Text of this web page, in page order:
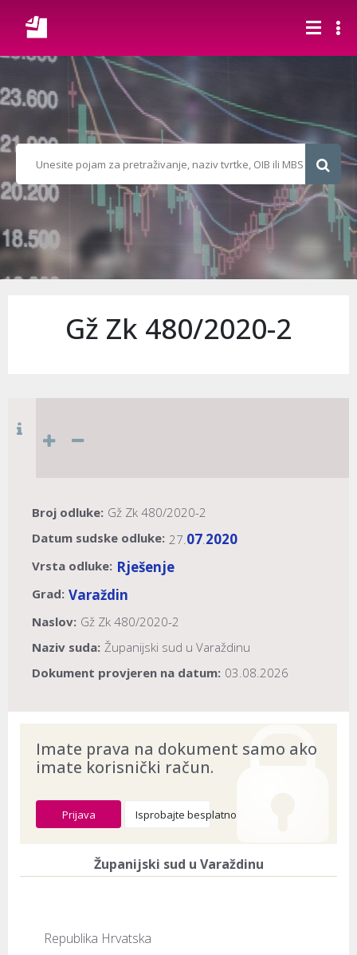
Gž Zk 480/2020-2
Broj odluke: Gž Zk 480/2020-2
Datum sudske odluke: 27.07.2020
Vrsta odluke: Rješenje
Grad: Varaždin
Naslov: Gž Zk 480/2020-2
Naziv suda: Županijski sud u Varaždinu
Dokument provjeren na datum: 03.08.2026
Imate prava na dokument samo ako
imate korisnički račun.
Prijava Isprobajte besplatno
Županijski sud u Varaždinu
Republika Hrvatska